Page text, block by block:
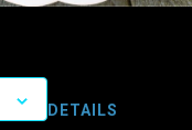
DETAILS